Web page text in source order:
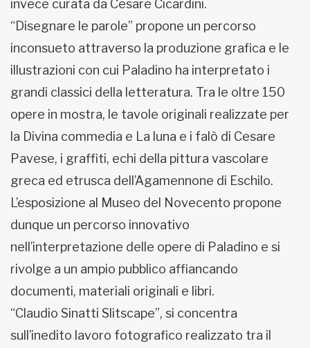
invece curata da Cesare Cicardini.
“Disegnare le parole” propone un percorso
inconsueto attraverso la produzione grafica e le
illustrazioni con cui Paladino ha interpretato i
grandi classici della letteratura. Tra le oltre 150
opere in mostra, le tavole originali realizzate per
la Divina commedia e La luna e i falò di Cesare
Pavese, i graffiti, echi della pittura vascolare
greca ed etrusca dell’Agamennone di Eschilo.
L’esposizione al Museo del Novecento propone
dunque un percorso innovativo
nell’interpretazione delle opere di Paladino e si
rivolge a un ampio pubblico affiancando
documenti, materiali originali e libri.
“Claudio Sinatti Slitscape”, si concentra
sull’inedito lavoro fotografico realizzato tra il